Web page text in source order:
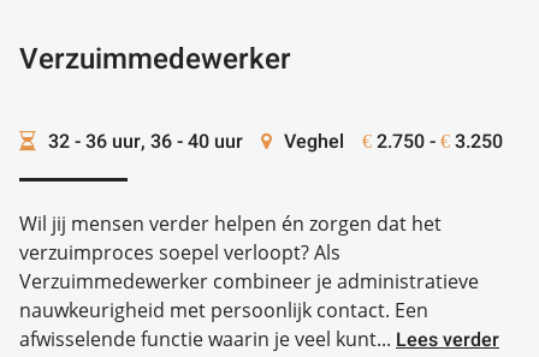
Verzuimmedewerker
32 - 36 uur, 36 - 40 uur Veghel € 2.750 - € 3.250
Wil jij mensen verder helpen én zorgen dat het
verzuimproces soepel verloopt? Als
Verzuimmedewerker combineer je administratieve
nauwkeurigheid met persoonlijk contact. Een
afwisselende functie waarin je veel kunt... Lees verder